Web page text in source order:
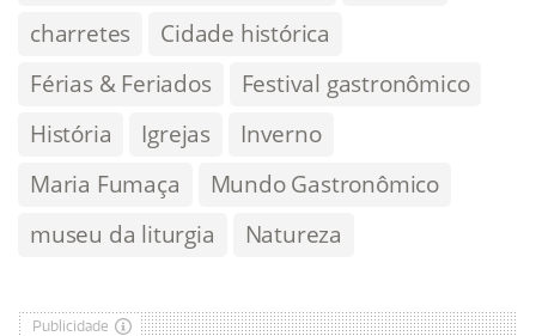
charretes
Cidade histórica
Férias & Feriados
Festival gastronômico
História
Igrejas
Inverno
Maria Fumaça
Mundo Gastronômico
museu da liturgia
Natureza
Publicidade